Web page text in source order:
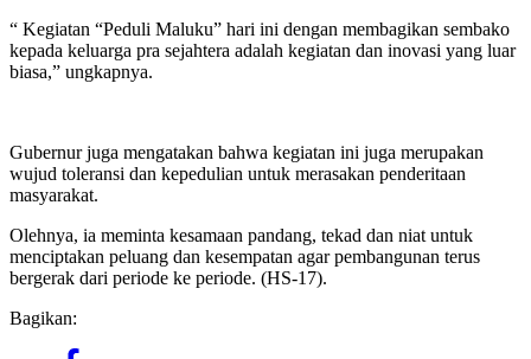
“ Kegiatan “Peduli Maluku” hari ini dengan membagikan sembako
kepada keluarga pra sejahtera adalah kegiatan dan inovasi yang luar
biasa,” ungkapnya.
Gubernur juga mengatakan bahwa kegiatan ini juga merupakan
wujud toleransi dan kepedulian untuk merasakan penderitaan
masyarakat.
Olehnya, ia meminta kesamaan pandang, tekad dan niat untuk
menciptakan peluang dan kesempatan agar pembangunan terus
bergerak dari periode ke periode. (HS-17).
Bagikan: